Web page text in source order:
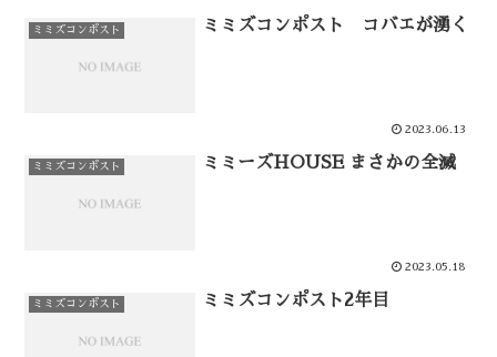
ミミズコンポスト ミミズコンポスト コバエが湧く
2023.06.13
ミミズコンポスト ミミーズHOUSE まさかの全滅
2023.05.18
ミミズコンポスト ミミズコンポスト2年目